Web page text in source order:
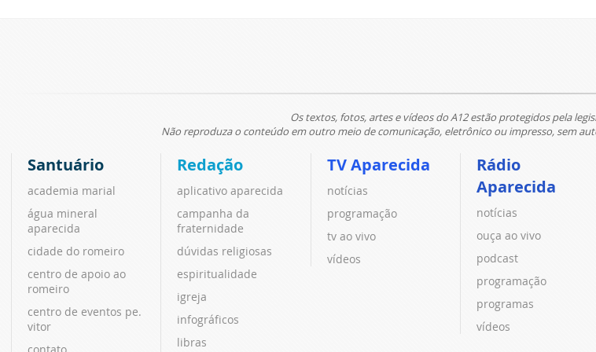
Os textos, fotos, artes e vídeos do A12 estão protegidos pela
Não reproduza o conteúdo em outro meio de comunicação, eletrônico ou impresso, sem
Santuário
academia marial
água mineral
aparecida
cidade do romeiro
centro de apoio ao
romeiro
centro de eventos pe.
vitor
contato
Redação
aplicativo aparecida
campanha da
fraternidade
dúvidas religiosas
espiritualidade
igreja
infográficos
libras
TV Aparecida
notícias
programação
tv ao vivo
vídeos
Rádio
Aparecida
notícias
ouça ao vivo
podcast
programação
programas
vídeos